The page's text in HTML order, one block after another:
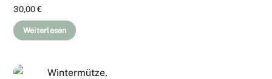
30,00€
Weiterlesen